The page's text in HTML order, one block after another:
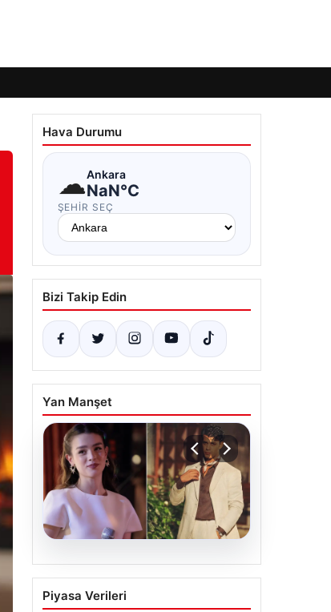
Hava Durumu
☁Ankara
NaN°C
ŞEHIR SEÇ
Bizi Takip Edin
Yan Manşet
05.08.2026
‘Yeraltı’ dizisinde şok
olay! Babası suç
Piyasa Verileri